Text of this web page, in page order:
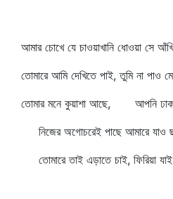
আমার চোখে যে চাওয়াখানি ধোওয়া সে
তোমারে আমি দেখিতে পাই, তুমি না পাও
তোমার মনে কুয়াশা আছে, আপনি
নিজের অগোচরেই পাছে আমারে যাও
তোমারে তাই এড়াতে চাই, ফিরিয়া